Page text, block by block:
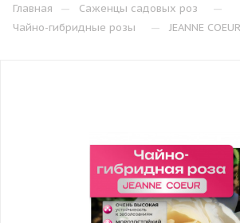
Главная — Саженцы садовых роз —
Чайно-гибридные розы — JEANNE